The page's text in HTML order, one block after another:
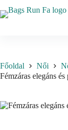
to
Főoldal Női
Fémzáras elegáns